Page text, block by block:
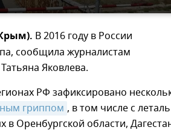
В 2016 году в России
сообщила журналистам
Яковлева.
РФ зафиксировано
гриппом , в том числе с
Оренбургской области,